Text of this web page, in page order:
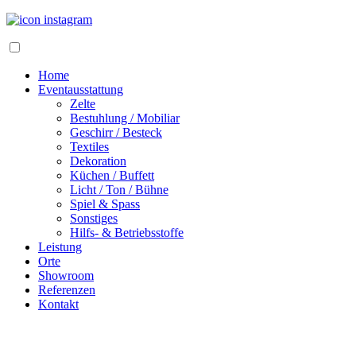
Home
Eventausstattung
Zelte
Bestuhlung / Mobiliar
Geschirr / Besteck
Textiles
Dekoration
Küchen / Buffett
Licht / Ton / Bühne
Spiel & Spass
Sonstiges
Hilfs- & Betriebsstoffe
Leistung
Orte
Showroom
Referenzen
Kontakt